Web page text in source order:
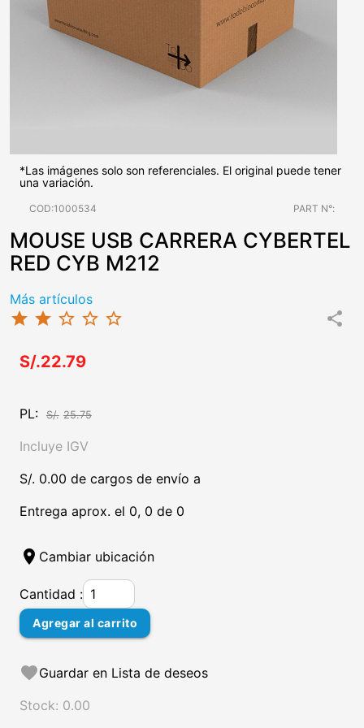
*Las imágenes solo son referenciales. El original puede tener
una variación.
COD:1000534 PART N°:
MOUSE USB CARRERA CYBERTEL
RED CYB M212
Más artículos
star star star_border star_border star_border share
S/.22.79
PL: S/. 25.75
Incluye IGV
S/. 0.00 de cargos de envío a
Entrega aprox. el 0, 0 de 0
location_on Cambiar ubicación
Cantidad :
Agregar al carrito
favoriteGuardar en Lista de deseos
Stock: 0.00